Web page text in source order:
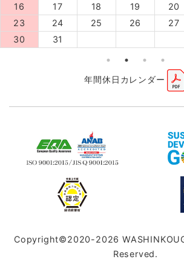
16
17 18 19 20
23
24 25 26 27
30
31
年間休日カレンダー
Copyright©2020-2026
Reserved.